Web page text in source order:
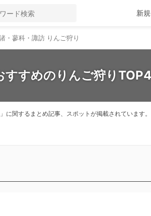
新
・蓼科・諏訪 りんご狩り
すすめのりんご狩りTOP4
関するまとめ記事、スポットが掲載されています。